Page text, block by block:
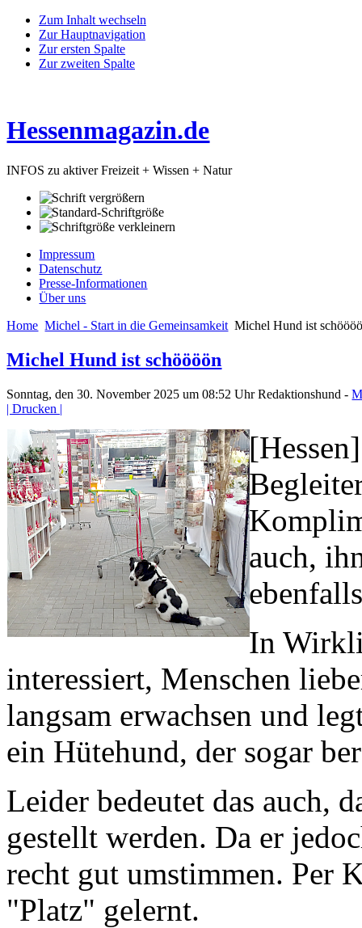
Zum Inhalt wechseln
Zur Hauptnavigation
Zur ersten Spalte
Zur zweiten Spalte
Hessenmagazin.de
INFOS zu aktiver Freizeit + Wissen + Natur
Impressum
Datenschutz
Presse-Informationen
Über uns
Home Michel - Start in die Gemeinsamkeit Michel Hund ist
Michel Hund ist schöööön
Sonntag, den 30. November 2025 um 08:52 UhrRedaktionshund -
| Drucken |
auch,
In
interessiert, Menschen
langsam erwachsen und
ein Hütehund, der sogar
Leider bedeutet das auch,
gestellt werden. Da er
recht gut umstimmen. Per
"Platz" gelernt.